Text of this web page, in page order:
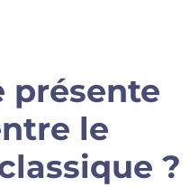
présente
le
?